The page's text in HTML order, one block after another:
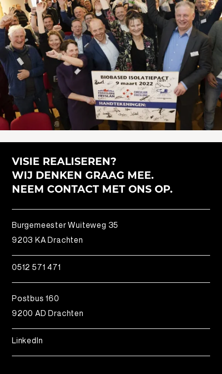
VISIE REALISEREN?
WIJ DENKEN GRAAG MEE.
NEEM CONTACT MET ONS OP.
Burgemeester Wuiteweg 35
9203 KA Drachten
0512 571 471
Postbus 160
9200 AD Drachten
LinkedIn